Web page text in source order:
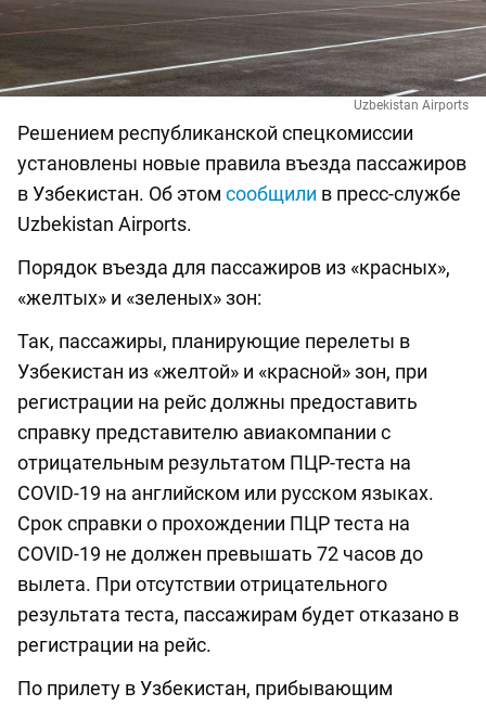
Uzbekistan Airports
Решением республиканской спецкомиссии
установлены новые правила въезда пассажиров
в Узбекистан. Об этом сообщили в пресс-службе
Uzbekistan Airports.
Порядок въезда для пассажиров из «красных»,
«желтых» и «зеленых» зон:
Так, пассажиры, планирующие перелеты в
Узбекистан из «желтой» и «красной» зон, при
регистрации на рейс должны предоставить
справку представителю авиакомпании с
отрицательным результатом ПЦР-теста на
COVID-19 на английском или русском языках.
Срок справки о прохождении ПЦР теста на
COVID-19 не должен превышать 72 часов до
вылета. При отсутствии отрицательного
результата теста, пассажирам будет отказано в
регистрации на рейс.
По прилету в Узбекистан, прибывающим